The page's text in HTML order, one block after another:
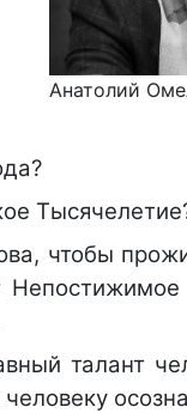
Анатолий
чтобы
талант